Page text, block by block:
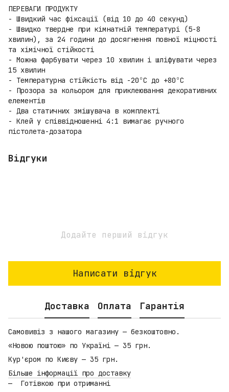
ПЕРЕВАГИ ПРОДУКТУ
- Швидкий час фіксації (від 10 до 40 секунд)
- Швидко твердне при кімнатній температурі (5-8
хвилин), за 24 години до досягнення повної міцності
та хімічної стійкості
- Можна фарбувати через 10 хвилин і шліфувати через
15 хвилин
- Температурна стійкість від -20ºC до +80ºC
- Прозора за кольором для приклеювання декоративних
елементів
- Два статичних змішувача в комплекті
- Клей у співвідношенні 4:1 вимагає ручного
пістолета-дозатора
Відгуки
Додайте перший відгук
Написати відгук
Доставка Оплата Гарантія
Самовивіз з нашого магазину — безкоштовно.
«Новою поштою» по Україні — 35 грн.
Кур'єром по Києву — 35 грн.
Більше інформації про доставку
Готівкою при отриманні